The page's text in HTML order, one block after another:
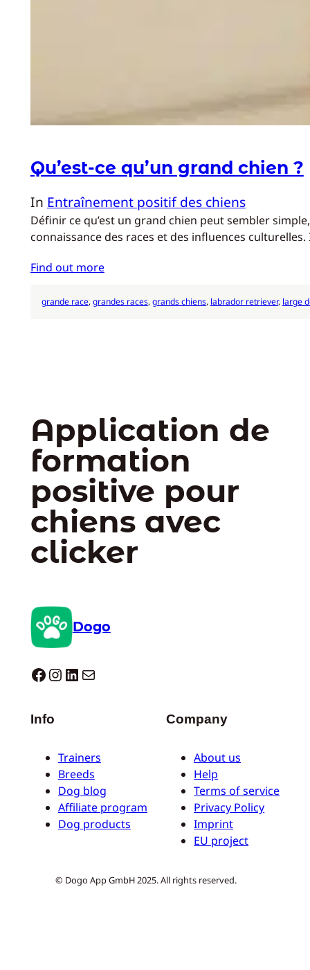
Qu’est-ce qu’un grand chien ?
In Entraînement positif des chiens
Définir ce qu’est un grand chien peut sembler
connaissance des races et des influences
Find out more
grande race, grandes races, grands chiens, labrador retriever, large
Application de
formation
positive pour
chiens avec
clicker
Dogo
Dogo facebook InstagramLinkedIn E-mail
Info
Trainers
Breeds
Dog blog
Affiliate program
Dog products
Company
About us
Help
Terms of service
Privacy Policy
Imprint
EU project
© Dogo App GmbH 2025. All rights reserved.